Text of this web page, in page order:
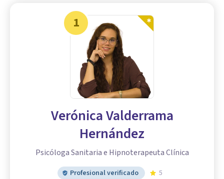
1
Verónica Valderrama
Hernández
Psicóloga Sanitaria e Hipnoterapeuta Clínica
Profesional verificado
5